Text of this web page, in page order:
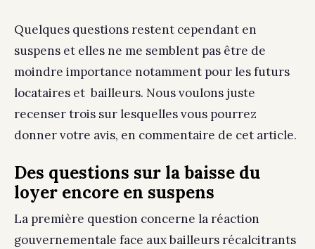
Quelques questions restent cependant en
suspens et elles ne me semblent pas être de
moindre importance notamment pour les futurs
locataires et bailleurs. Nous voulons juste
recenser trois sur lesquelles vous pourrez
donner votre avis, en commentaire de cet article.
Des questions sur la baisse du
loyer encore en suspens
La première question concerne la réaction
gouvernementale face aux bailleurs récalcitrants